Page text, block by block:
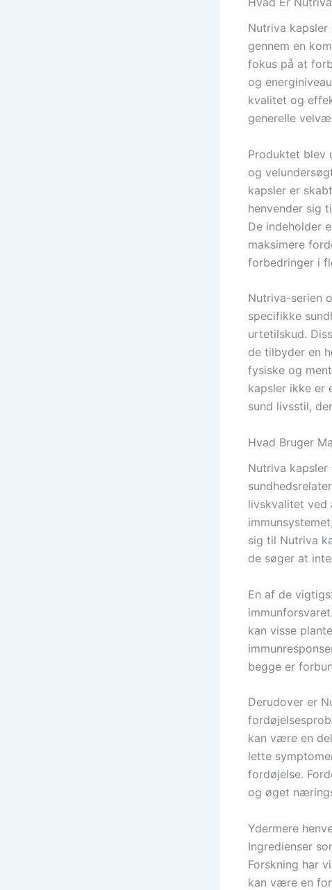
Nutriva
gennem en
fokus på at
og
kvalitet og
generelle
Produktet blev
og
kapsler er
henvender sig
De indeholder
maksimere
forbedringer i
Nutriva-serien
specifikke
urtetilskud.
de tilbyder en
fysiske og
kapsler ikke er
sund livsstil,
Hvad Bruger
Nutriva
livskvalitet ved
sig til Nutriva
de søger at
En af de
kan visse
begge er
Derudover er
kan være en
lette
fordøjelse.
og øget
Ydermere
Ingredienser
Forskning har
kan være en